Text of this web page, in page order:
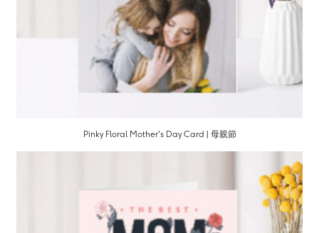
Pinky Floral Mother's Day Card | 母親節